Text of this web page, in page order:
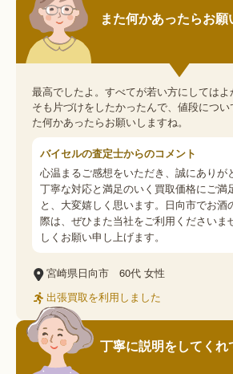
また何かあったらお願
最高でしたよ。すべてが若い方にしては
そも片づけをしたかったんで、値段につい
た何かあったらお願いしますね。
バイセルの査定士からのコメント
心温まるご感想をいただき、誠にありが
丁寧な対応と満足のいく買取価格にご満
と、大変嬉しく思います。日向市でお酒
際は、ぜひまた当社をご利用くださいま
しくお願い申し上げます。
宮崎県日向市 60代 女性
出張買取を利用しました
丁寧に説明をしてくれ